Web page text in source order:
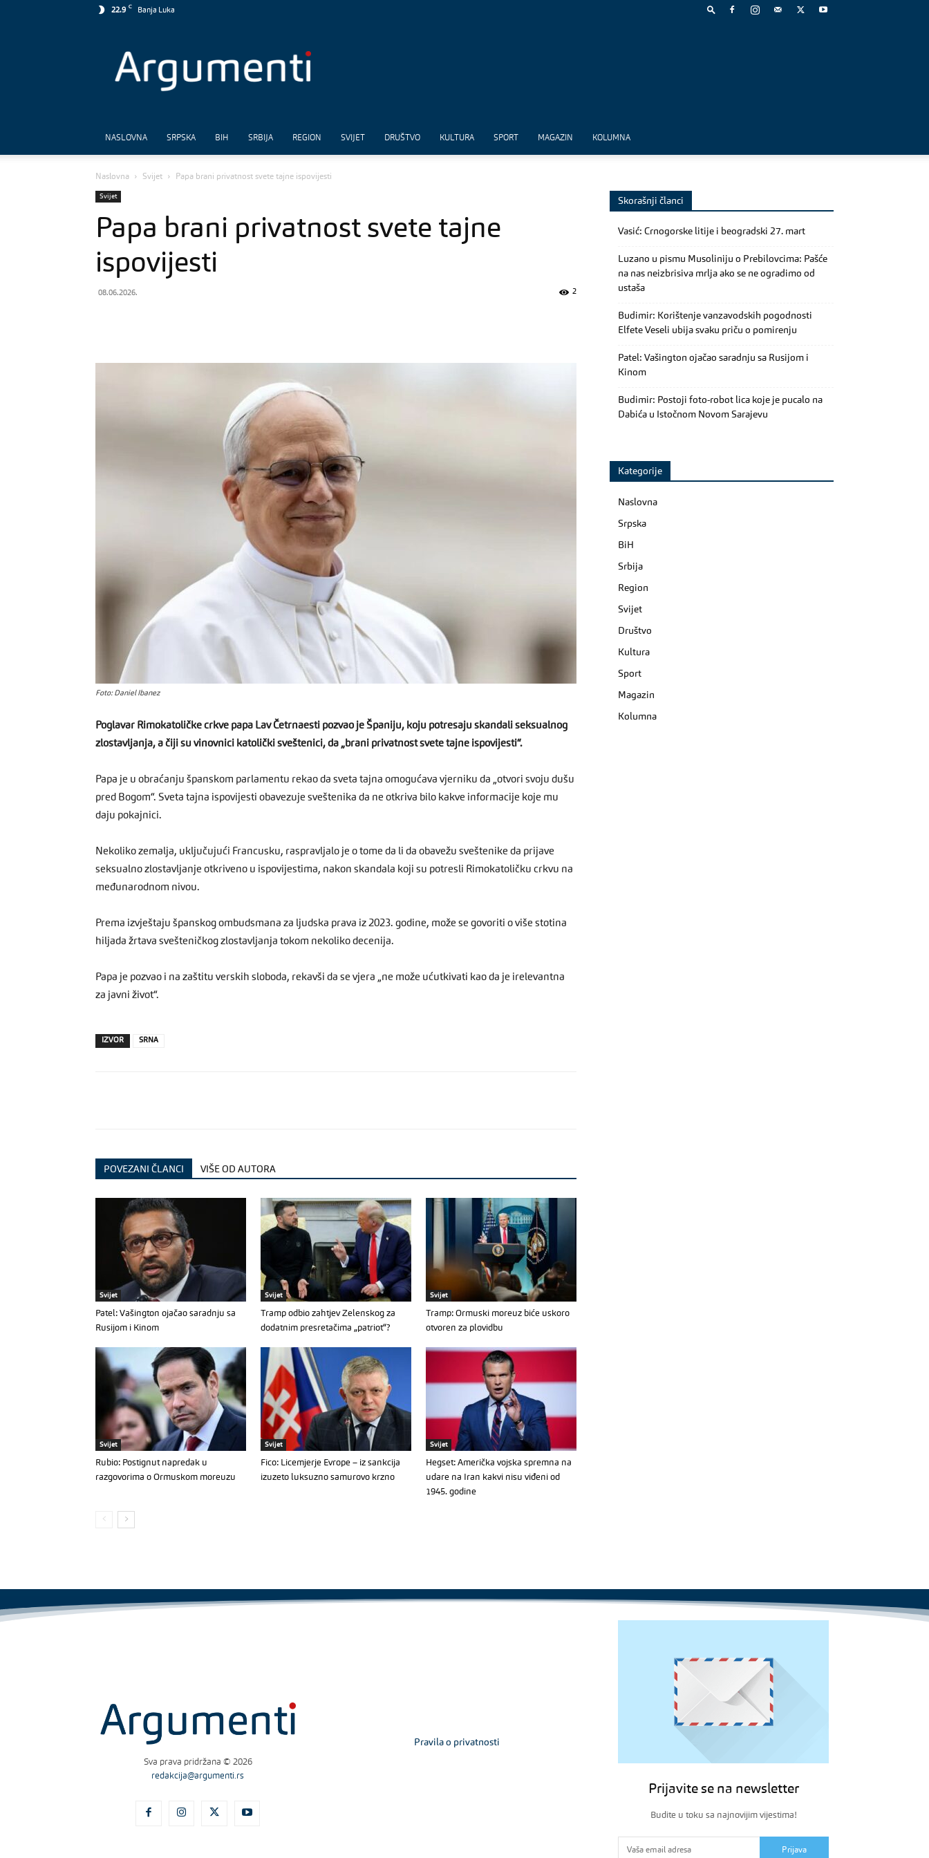
22.9
C
Banja Luka
NASLOVNA SRPSKA BIH SRBIJA REGION SVIJET DRUŠTVO KULTURA SPORT MAGAZIN KOLUMNA
Naslovna Svijet Papa brani privatnost svete tajne ispovijesti
Svijet
Papa brani privatnost svete tajne
ispovijesti
08.06.2026. 2
Foto: Daniel Ibanez
Poglavar Rimokatoličke crkve papa Lav Četrnaesti pozvao je Španiju, koju potresaju skandali seksualnog
zlostavljanja, a čiji su vinovnici katolički sveštenici, da „brani privatnost svete tajne ispovijesti“.
Papa je u obraćanju španskom parlamentu rekao da sveta tajna omogućava vjerniku da „otvori svoju dušu
pred Bogom“. Sveta tajna ispovijesti obavezuje sveštenika da ne otkriva bilo kakve informacije koje mu
daju pokajnici.
Nekoliko zemalja, uključujući Francusku, raspravljalo je o tome da li da obavežu sveštenike da prijave
seksualno zlostavljanje otkriveno u ispovijestima, nakon skandala koji su potresli Rimokatoličku crkvu na
međunarodnom nivou.
Prema izvještaju španskog ombudsmana za ljudska prava iz 2023. godine, može se govoriti o više stotina
hiljada žrtava svešteničkog zlostavljanja tokom nekoliko decenija.
Papa je pozvao i na zaštitu verskih sloboda, rekavši da se vjera „ne može ućutkivati kao da je irelevantna
za javni život“.
IZVOR SRNA
POVEZANI ČLANCI VIŠE OD AUTORA
Svijet
Patel: Vašington ojačao saradnju sa
Rusijom i Kinom
Svijet
Tramp odbio zahtjev Zelenskog za
dodatnim presretačima „patriot“?
Svijet
Tramp: Ormuski moreuz biće uskoro
otvoren za plovidbu
Svijet
Rubio: Postignut napredak u
razgovorima o Ormuskom moreuzu
Svijet
Fico: Licemjerje Evrope – iz sankcija
izuzeto luksuzno samurovo krzno
Svijet
Hegset: Američka vojska spremna na
udare na Iran kakvi nisu viđeni od
1945. godine
Skorašnji članci
Vasić: Crnogorske litije i beogradski 27. mart
Luzano u pismu Musoliniju o Prebilovcima: Pašće
na nas neizbrisiva mrlja ako se ne ogradimo od
ustaša
Budimir: Korištenje vanzavodskih pogodnosti
Elfete Veseli ubija svaku priču o pomirenju
Patel: Vašington ojačao saradnju sa Rusijom i
Kinom
Budimir: Postoji foto-robot lica koje je pucalo na
Dabića u Istočnom Novom Sarajevu
Kategorije
Naslovna
Srpska
BiH
Srbija
Region
Svijet
Društvo
Kultura
Sport
Magazin
Kolumna
Sva prava pridržana © 2026
redakcija@argumenti.rs
Pravila o privatnosti
Prijavite se na newsletter
Budite u toku sa najnovijim vijestima!
Prijava